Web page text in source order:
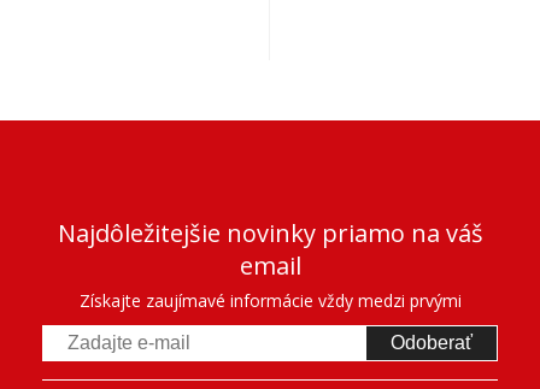
Najdôležitejšie novinky priamo na váš
email
Získajte zaujímavé informácie vždy medzi prvými
Odoberať